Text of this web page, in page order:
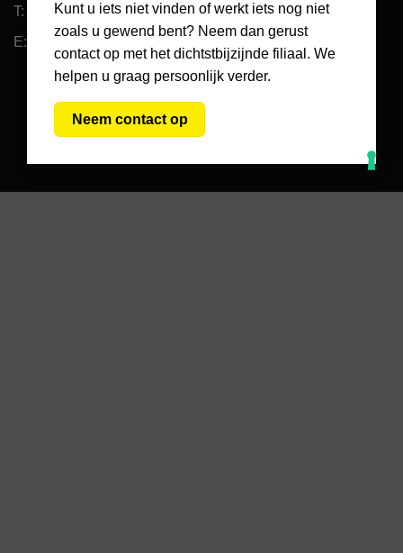
Kunt u iets niet vinden of werkt iets nog niet
zoals u gewend bent? Neem dan gerust
contact op met het dichtstbijzijnde filiaal. We
helpen u graag persoonlijk verder.
Neem contact op
T: 085 066 61 39
E: klantenservice@packcenter.nl